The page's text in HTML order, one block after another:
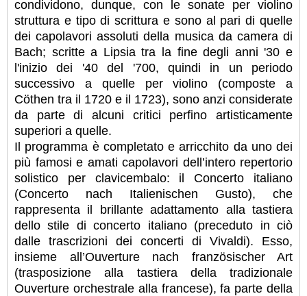
condividono, dunque, con le sonate per violino
struttura e tipo di scrittura e sono al pari di quelle
dei capolavori assoluti della musica da camera di
Bach; scritte a Lipsia tra la fine degli anni '30 e
l'inizio dei '40 del '700, quindi in un periodo
successivo a quelle per violino (composte a
Cöthen tra il 1720 e il 1723), sono anzi considerate
da parte di alcuni critici perfino artisticamente
superiori a quelle.
Il programma è completato e arricchito da uno dei
più famosi e amati capolavori dell’intero repertorio
solistico per clavicembalo: il Concerto italiano
(Concerto nach Italienischen Gusto), che
rappresenta il brillante adattamento alla tastiera
dello stile di concerto italiano (preceduto in ciò
dalle trascrizioni dei concerti di Vivaldi). Esso,
insieme all’Ouverture nach französischer Art
(trasposizione alla tastiera della tradizionale
Ouverture orchestrale alla francese), fa parte della